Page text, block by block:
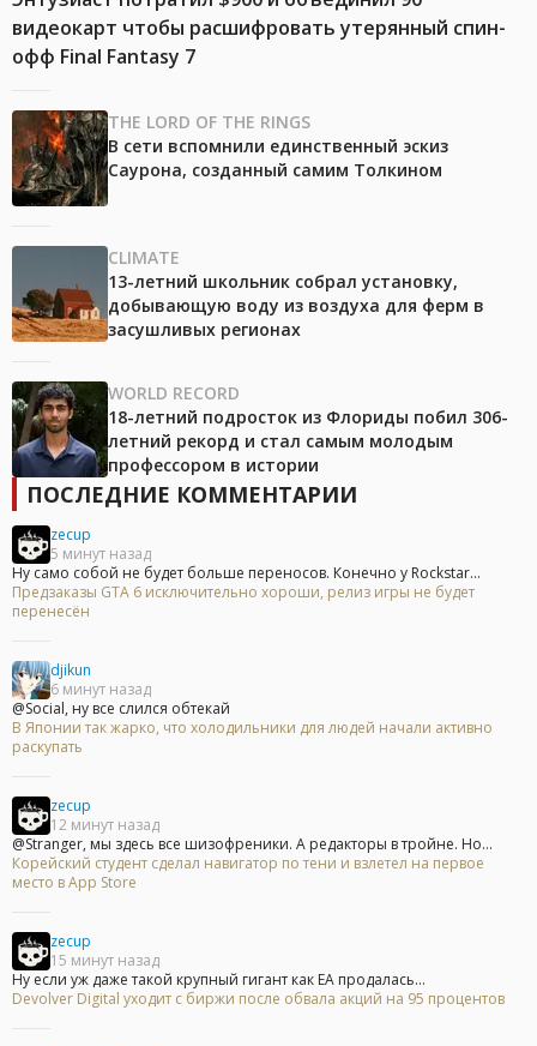
видеокарт чтобы расшифровать утерянный спин-
офф Final Fantasy 7
THE LORD OF THE RINGS
В сети вспомнили единственный эскиз
Саурона, созданный самим Толкином
CLIMATE
13-летний школьник собрал установку,
добывающую воду из воздуха для ферм в
засушливых регионах
WORLD RECORD
18-летний подросток из Флориды побил 306-
летний рекорд и стал самым молодым
профессором в истории
ПОСЛЕДНИЕ КОММЕНТАРИИ
zecup
5 минут назад
Ну само собой не будет больше переносов. Конечно у Rockstar...
Предзаказы GTA 6 исключительно хороши, релиз игры не будет
перенесён
djikun
6 минут назад
@Social, ну все слился обтекай
В Японии так жарко, что холодильники для людей начали активно
раскупать
zecup
12 минут назад
@Stranger, мы здесь все шизофреники. А редакторы в тройне. Но...
Корейский студент сделал навигатор по тени и взлетел на первое
место в App Store
zecup
15 минут назад
Ну если уж даже такой крупный гигант как ЕА продалась...
Devolver Digital уходит с биржи после обвала акций на 95 процентов